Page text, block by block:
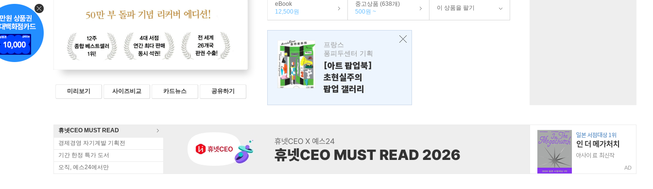
미리보기 사이즈비교 카드뉴스 공유하기
eBook
12,500원
중고상품 (638개)
500원 ~
이 상품을 팔기
프랑스
퐁피두센터 기획
[아트 팝업북]
초현실주의
팝업 갤러리
휴넷CEO MUST READ
경제경영 자기계발 기획전
기간 한정 특가 도서
오직, 예스24에서만
AD